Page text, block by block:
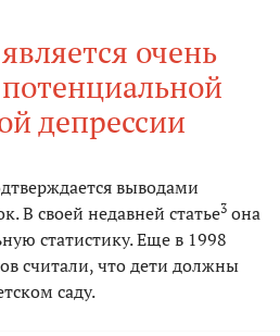
очень
депрессии
выводами
В своей недавней статье3 она
статистику. Еще в 1998
считали, что дети должны
саду.